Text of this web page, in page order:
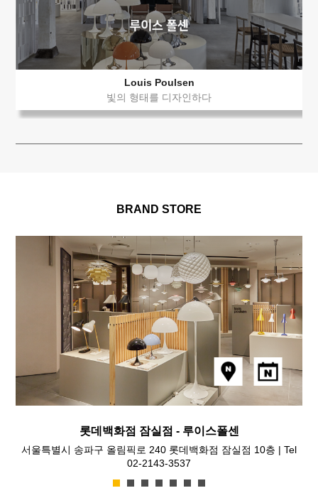
Louis Poulsen
빛의 형태를 디자인하다
BRAND STORE
롯데백화점 잠실점 - 루이스폴센
서울특별시 송파구 올림픽로 240 롯데백화점 잠실점 10층 | Tel
02-2143-3537